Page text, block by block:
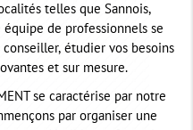
telles que Sannois,
de professionnels se
étudier vos besoins
et sur mesure.
se caractérise par notre
par organiser une